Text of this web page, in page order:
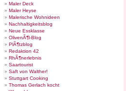
Maler Deck
Maler Heyse
Malerische Wohnideen
Nachhaltigkeitsblog
Neue Essklasse
OlivenÃ¶l-Blog
PlÃ¶tzblog
Redaktion 42
RhÃ¶nerlebnis
Saartourist
Saft von Walther!
Stuttgart Cooking
Thomas Gerlach kocht